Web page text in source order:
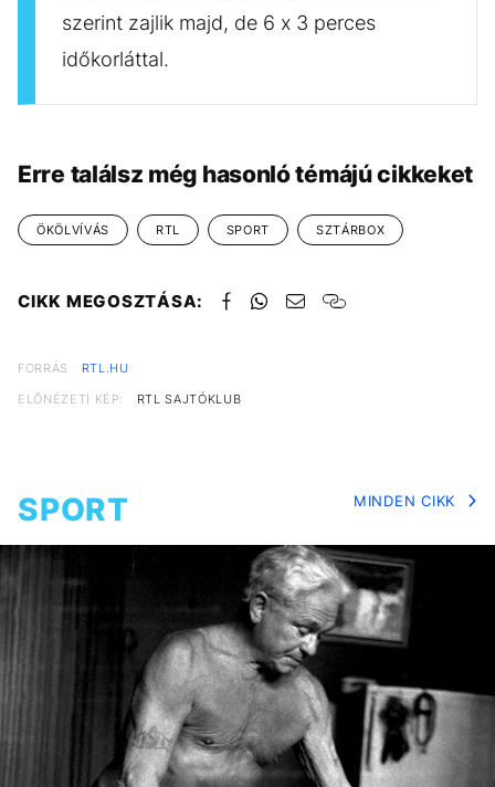
szerint zajlik majd, de 6 x 3 perces
időkorláttal.
Erre találsz még hasonló témájú cikkeket
ÖKÖLVÍVÁS RTL SPORT SZTÁRBOX
CIKK MEGOSZTÁSA:
FORRÁS
RTL.HU
ELŐNÉZETI KÉP:
RTL SAJTÓKLUB
SPORT MINDEN CIKK